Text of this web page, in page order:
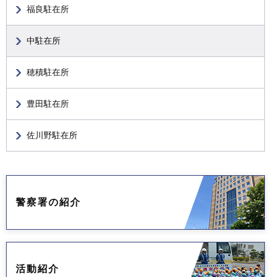
福良駐在所
中駐在所
穂積駐在所
豊田駐在所
佐川野駐在所
警察署の紹介
活動紹介